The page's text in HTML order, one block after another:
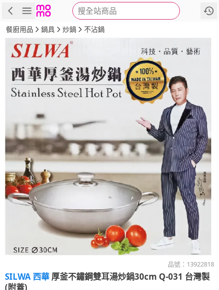
搜全站商品
商品 評價 詳情
餐廚用品 鍋具 炒鍋 不沾鍋
品號： 13922818
SILWA 西華 厚釜不鏽鋼雙耳湯炒鍋30cm Q-031 台灣製
(附蓋)